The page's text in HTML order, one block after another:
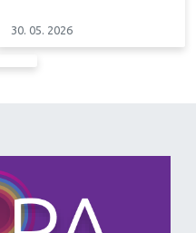
30. 05. 2026